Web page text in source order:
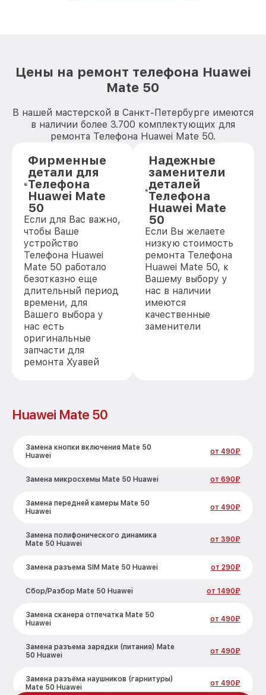
Цены на ремонт телефона Huawei
Mate 50
В нашей мастерской в Санкт-Петербурге имеются
в наличии более 3.700 комплектующих для
ремонта Телефона Huawei Mate 50.
Фирменные
детали для
Телефона
Huawei Mate
50
Если для Вас важно,
чтобы Ваше
устройство
Телефона Huawei
Mate 50 работало
безотказно еще
длительный период
времени, для
Вашего выбора у
нас есть
оригинальные
запчасти для
ремонта Хуавей
Надежные
заменители
деталей
Телефона
Huawei Mate
50
Если Вы желаете
низкую стоимость
ремонта Телефона
Huawei Mate 50, к
Вашему выбору у
нас в наличии
имеются
качественные
заменители
Huawei Mate 50
Замена кнопки включения Mate 50
Huawei
от 490₽
Замена микросхемы Mate 50 Huawei от 690₽
Замена передней камеры Mate 50
Huawei
от 490₽
Замена полифонического динамика
Mate 50 Huawei
от 390₽
Замена разъема SIM Mate 50 Huawei от 290₽
Сбор/Разбор Mate 50 Huawei от 1490₽
Замена сканера отпечатка Mate 50
Huawei
от 490₽
Замена разъема зарядки (питания) Mate
50 Huawei
от 490₽
Замена разъёма наушников (гарнитуры)
Mate 50 Huawei
от 490₽